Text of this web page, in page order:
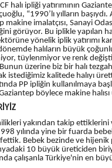
halı ipliği yatırımının
“1990’lı yılların
imalatçısı, Sanayi
görüyor. Bu iplikle yapılan
yönelik iplik yatırımı
halıların büyük
tüylenmiyor ve renk
üzerine biz bir halı
istediğimiz kalitede halıyı
PP ipliğin kullanılmaya
böylece makine
yakından takip
yılında yine bir fuarda
Bebek bezinde ve hijenik
10 büyük üreticiden
çalışanla Türkiye'nin en